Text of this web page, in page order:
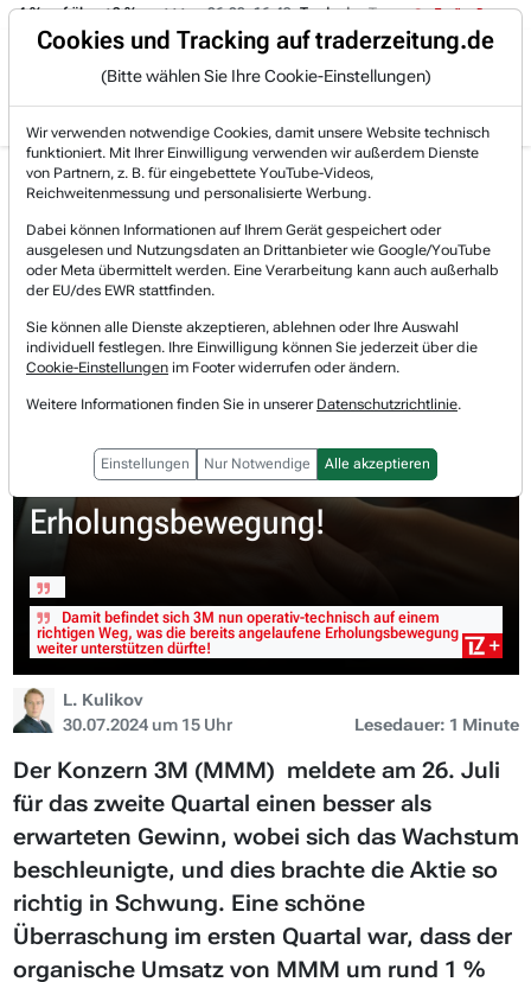
Trading-Room
% auf über +3 %. 06.08. 16:49 Trade des Tages 06.08.
Gratis Account Login
Jetzt registrieren und gratis Artikel lesen.
Bereits bei TraderFox registriert? Jetzt anmelden!
Home Börsen-Nachrichten
Meinungen
Der neue CEO in Kombination mit starken Zahlen mü...
3M Watchlist
Der neue CEO in Kombination mit
starken Zahlen münden in eine
Erholungsbewegung!
Damit befindet sich 3M nun operativ-technisch auf einem
richtigen Weg, was die bereits angelaufene Erholungsbewegung
weiter unterstützen dürfte!
L. Kulikov
30.07.2024 um 15 Uhr
Lesedauer: 1 Minute
Der Konzern 3M (MMM) meldete am 26. Juli
für das zweite Quartal einen besser als
erwarteten Gewinn, wobei sich das Wachstum
beschleunigte, und dies brachte die Aktie so
richtig in Schwung. Eine schöne
Überraschung im ersten Quartal war, dass der
organische Umsatz von MMM um rund 1 %
Cookies und Tracking auf traderzeitung.de
(Bitte wählen Sie Ihre Cookie-Einstellungen)
Wir verwenden notwendige Cookies, damit unsere Website technisch
funktioniert. Mit Ihrer Einwilligung verwenden wir außerdem Dienste
von Partnern, z. B. für eingebettete YouTube-Videos,
Reichweitenmessung und personalisierte Werbung.
Dabei können Informationen auf Ihrem Gerät gespeichert oder
ausgelesen und Nutzungsdaten an Drittanbieter wie Google/YouTube
oder Meta übermittelt werden. Eine Verarbeitung kann auch außerhalb
der EU/des EWR stattfinden.
Sie können alle Dienste akzeptieren, ablehnen oder Ihre Auswahl
individuell festlegen. Ihre Einwilligung können Sie jederzeit über die
Cookie-Einstellungen im Footer widerrufen oder ändern.
Weitere Informationen finden Sie in unserer Datenschutzrichtlinie.
Einstellungen Nur Notwendige Alle akzeptieren